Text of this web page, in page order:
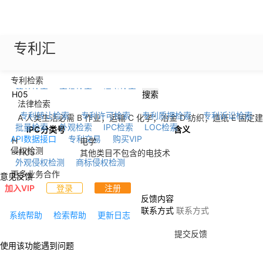
专利汇
专利检索
简单检索
高级检索
语义检索
法律检索
专利转让检索
专利许可检索 专利质押检索
专利诉讼检索
批量检索
外观检索 IPC检索
LOC检索
API数据接口
专利交易
购买VIP
侵权检测
外观侵权检测
商标侵权检测
更多业务合作
加入VIP
登录 注册
系统帮助 检索帮助 更新日志
搜索
A 人类生活必需 B 作业；运输C 化学；冶金D 纺织；造纸E 固定
IPC分类号
含义
H
电学
--H05 其他类目不包含的电技术
意见反馈
反馈内容
联系方式
提交反馈
使用该功能遇到问题